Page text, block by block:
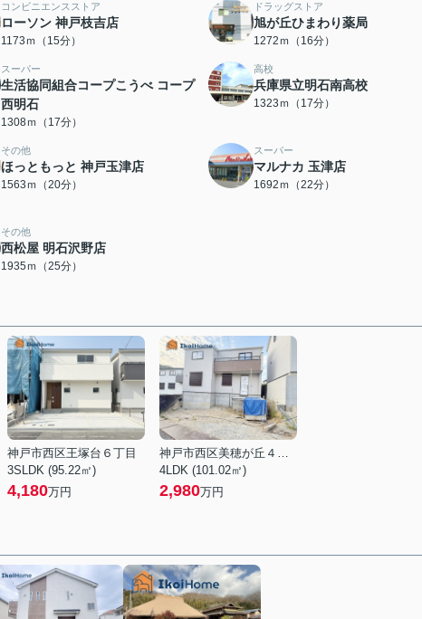
コンビニエンスストア
ローソン 神戸枝吉店
1173ｍ（15分）
ドラッグストア
旭が丘ひまわり薬局
1272ｍ（16分）
スーパー
生活協同組合コープこうべ コープ
西明石
1308ｍ（17分）
高校
兵庫県立明石南高校
1323ｍ（17分）
その他
ほっともっと 神戸玉津店
1563ｍ（20分）
スーパー
マルナカ 玉津店
1692ｍ（22分）
その他
西松屋 明石沢野店
1935ｍ（25分）
神戸市西区王塚台６丁目
3SLDK (95.22㎡)
4,180万円
神戸市西区美穂が丘４丁目
4LDK (101.02㎡)
2,980万円